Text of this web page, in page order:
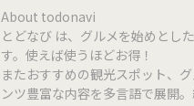
About todonavi
とどなび は、グルメを始めとし
す。使えば使うほどお得！
またおすすめの観光スポット、
ンツ豊富な内容を多言語で展開